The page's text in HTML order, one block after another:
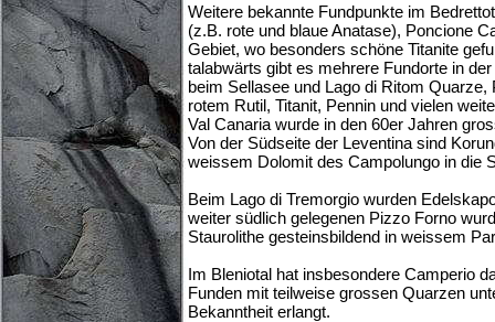
Weitere bekannte Fundpunkte im
(z.B. rote und blaue Anatase), Poncione
Gebiet, wo besonders schöne Titanite
talabwärts gibt es mehrere Fundorte in
beim Sellasee und Lago di Ritom
rotem Rutil, Titanit, Pennin und vielen
Val Canaria wurde in den 60er Jahren
Von der Südseite der Leventina sind
weissem Dolomit des Campolungo in die
Beim Lago di Tremorgio wurden
weiter südlich gelegenen Pizzo Forno
Staurolithe gesteinsbildend in weissem
Im Bleniotal hat insbesondere Camperio
Funden mit teilweise grossen Quarzen
Bekanntheit erlangt.